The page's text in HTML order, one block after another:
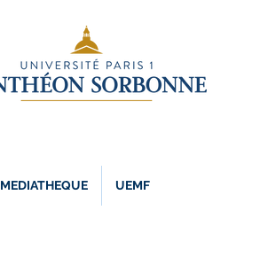
MEDIATHEQUE UEMF